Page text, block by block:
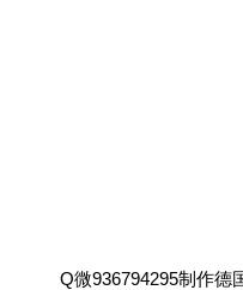
Q微936794295制作德